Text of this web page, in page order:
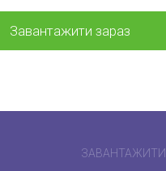
Завантажити зараз
ЗАВАНТАЖИТИ